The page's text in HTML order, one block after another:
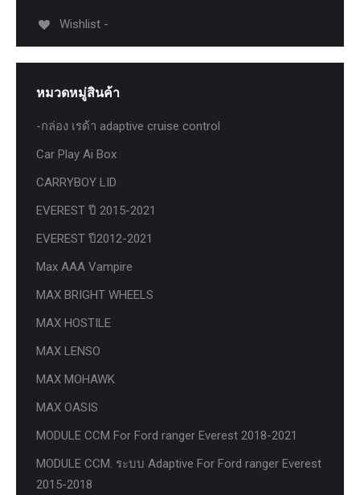
Wishlist -
หมวดหมู่สินค้า
-กล่อง เรด้า adaptive cruise control
Car Play Ai Box
CARRYBOY LID
EVEREST ปี 2015-2021
EVEREST ปี2012-2021
Max AAA Vampire
MAX BRIGHT WHEELS
MAX HOSTILE
MAX LENSO
MAX MOHAWK
MAX OASIS
MODULE CCM For Ford ranger Everest 2018-2021
MODULE CCM. ระบบ Adaptive For Ford ranger Everest
2015-2018